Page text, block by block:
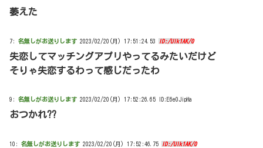
萎えた
7: 名無しがお送りします 2023/02/20(月) 17:51:24.53 ID:/Ulk1AK/0
失恋してマッチングアプリやってるみたいだけど
そりゃ失恋するわって感じだったわ
9: 名無しがお送りします 2023/02/20(月) 17:52:26.65 ID:E6e0JipHa
おつかれ??
10: 名無しがお送りします 2023/02/20(月) 17:52:46.75 ID:/Ulk1AK/0